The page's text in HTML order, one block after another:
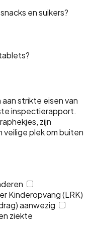
en suikers?
strikte eisen van
inspectierapport.
zijn
plek om buiten
Kinderopvang (LRK)
aanwezig
ziekte